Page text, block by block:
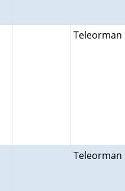
Teleorman
Teleorman